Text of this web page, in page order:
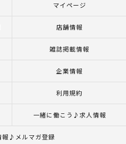
マイページ
店舗情報
雑誌掲載情報
企業情報
利用規約
一緒に働こう♪求人情報
報♪メルマガ登録